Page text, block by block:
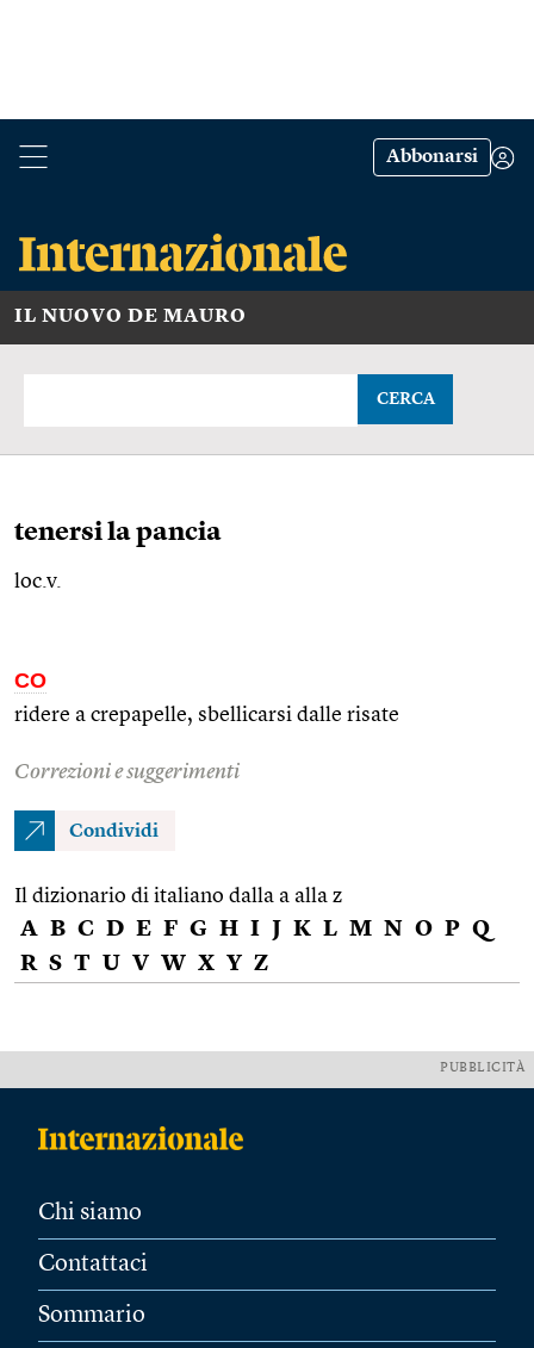
Abbonarsi
IL NUOVO DE MAURO
CERCA
tenersi la pancia
loc.v.
CO
ridere a crepapelle, sbellicarsi dalle risate
Correzioni e suggerimenti
Condividi
Il dizionario di italiano dalla a alla z
A B C D E F G H I J K L M N O P Q
R S T U V W X Y Z
PUBBLICITÀ
Chi siamo
Contattaci
Sommario